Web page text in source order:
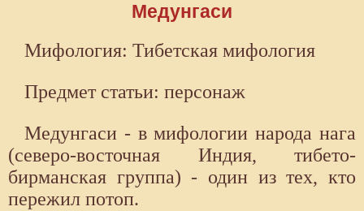
Медунгаси
Мифология: Тибетская мифология
Предмет статьи: персонаж
Медунгаси - в мифологии народа нага
(северо-восточная Индия, тибето-
бирманская группа) - один из тех, кто
пережил потоп.